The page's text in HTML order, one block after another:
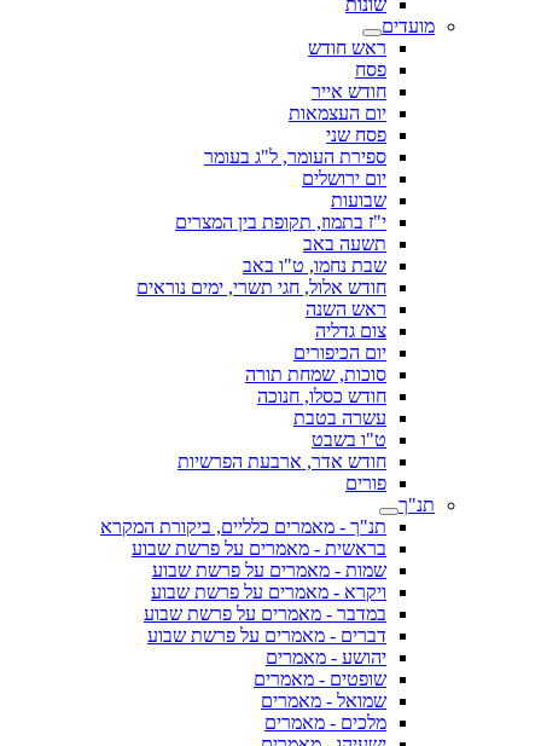
שונות
מועדים
ראש חודש
פסח
חודש אייר
יום העצמאות
פסח שני
ספירת העומר, ל"ג בעומר
יום ירושלים
שבועות
י"ז בתמוז, תקופת בין המצרים
תשעה באב
שבת נחמו, ט"ו באב
חודש אלול, חגי תשרי, ימים נוראים
ראש השנה
צום גדליה
יום הכיפורים
סוכות, שמחת תורה
חודש כסלו, חנוכה
עשרה בטבת
ט"ו בשבט
חודש אדר, ארבעת הפרשיות
פורים
תנ"ך
תנ"ך - מאמרים כלליים, ביקורת המקרא
בראשית - מאמרים על פרשת שבוע
שמות - מאמרים על פרשת שבוע
ויקרא - מאמרים על פרשת שבוע
במדבר - מאמרים על פרשת שבוע
דברים - מאמרים על פרשת שבוע
יהושע - מאמרים
שופטים - מאמרים
שמואל - מאמרים
מלכים - מאמרים